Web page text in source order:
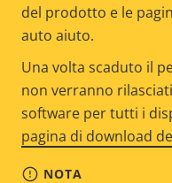
del prodotto e le
auto aiuto.
Una volta scaduto il
non verranno
software per tutti i
pagina di download
NOTA